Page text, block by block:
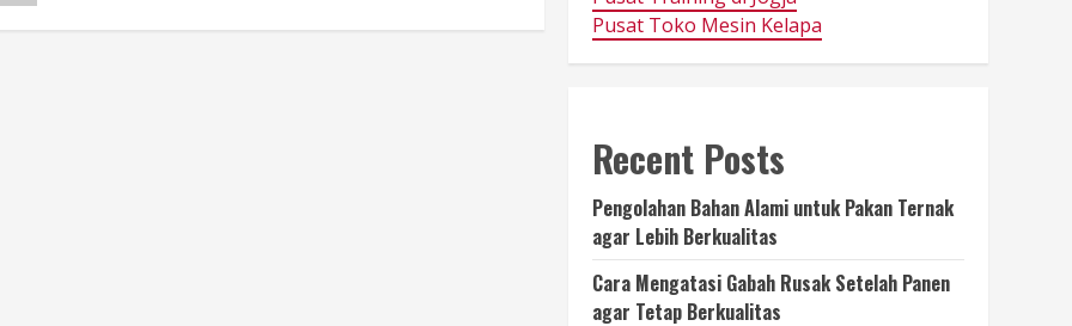
Pusat Toko Mesin Kelapa
Recent Posts
Pengolahan Bahan Alami untuk Pakan Ternak
agar Lebih Berkualitas
Cara Mengatasi Gabah Rusak Setelah Panen
agar Tetap Berkualitas